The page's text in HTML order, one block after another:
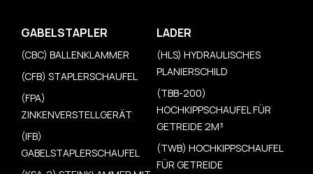
GABELSTAPLER
(CBC) BALLENKLAMMER
(CFB) STAPLERSCHAUFEL
(FPA)
ZINKENVERSTELLGERÄT
(IFB)
GABELSTAPLERSCHAUFEL
LADER
(HLS) HYDRAULISCHES
PLANIERSCHILD
(TBB-200)
HOCHKIPPSCHAUFEL FÜR
GETREIDE 2M³
(TWB) HOCHKIPPSCHAUFEL
FÜR GETREIDE